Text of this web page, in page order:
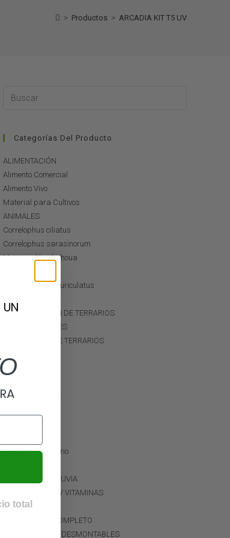
> Productos > ARCADIA KIT T5 UV
Categorías Del Producto
ALIMENTACIÓN
Alimento Comercial
Alimento Vivo
Material para Cultivos
ANIMALES
Correlophus ciliatus
Correlophus sarasinorum
Mniarogekko chahoua
Rhacodactylus auriculatus
CONSTRUCCIÓN DE TERRARIOS
CONTROLADORES
DECORACIÓN DE TERRARIOS
Bombillas
OTRAS COSITAS
Plantas de Terrario
SISTEMAS DE LLUVIA
SUPLEMENTOS Y VITAMINAS
SUSTRATOS
TERRARIO KIT COMPLETO
TERRARIOS PVC DESMONTABLES
UN
total